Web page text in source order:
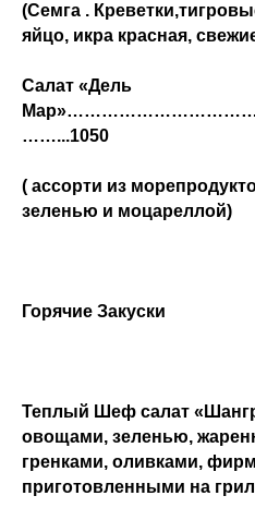
(Семга .
яйцо, икра красная,
Салат «Дель
……...1050
( ассорти из
зеленью и моцареллой)
Горячие Закуски
Теплый Шеф салат
овощами, зеленью,
гренками, оливками,
приготовленными на